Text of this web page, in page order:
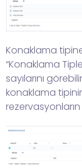
Konaklama
“Konaklama
sayılarını
konaklama
rezervasyonların